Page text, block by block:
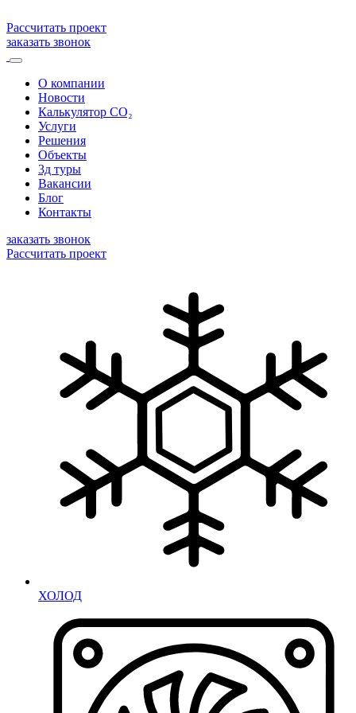
Рассчитать проект
заказать звонок
О компании
Новости
Калькулятор CO₂
Услуги
Решения
Объекты
3д туры
Вакансии
Блог
Контакты
заказать звонок
Рассчитать проект
ХОЛОД